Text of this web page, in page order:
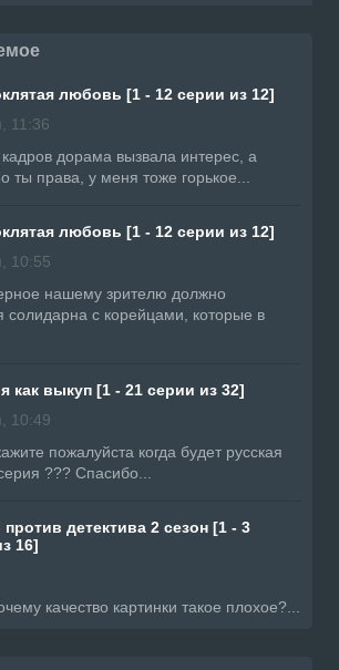
любовь [1 - 12 серии из 12]
11:36
дорама вызвала интерес, а
ты права, у меня тоже горькое...
любовь [1 - 12 серии из 12]
10:55
нашему зрителю должно
солидарна с корейцами, которые в
как выкуп [1 - 21 серии из 32]
10:49
пожалуйста когда будет русская
??? Спасибо...
детектива 2 сезон [1 - 3
16]
качество картинки такое плохое?...